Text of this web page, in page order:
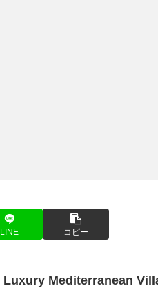
LINE コピー
Luxury Mediterranean